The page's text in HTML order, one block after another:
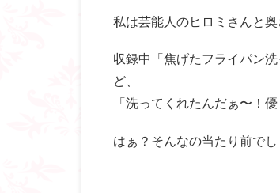
私は芸能人のヒロミさんと
収録中「焦げたフライパン
ど、
「洗ってくれたんだぁ〜！
はぁ？そんなの当たり前で